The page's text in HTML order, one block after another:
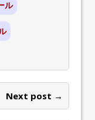
ル
Next post →